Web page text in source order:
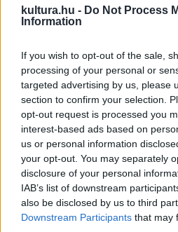
kultura.hu - Do Not Process
Information
If you wish to opt-out of the sale,
processing of your personal or
targeted advertising by us, please
section to confirm your selection.
opt-out request is processed you
interest-based ads based on
us or personal information
your opt-out. You may separately
disclosure of your personal
IAB’s list of downstream
also be disclosed by us to third
Downstream Participants that may
hozzájuk csatlakozott a Jászai
Krogstad szerepében.
A dráma keletkezésének idején
egy nő azért hagyja ott a férjét és
jól magát a kapcsolatban. Ma ez
mégis sokan élnek egyenlőtlen
nem kényszeríti őket erre ?
hozzátéve: Ibsen drámájában
feszültséget teremt, hogy Nóra